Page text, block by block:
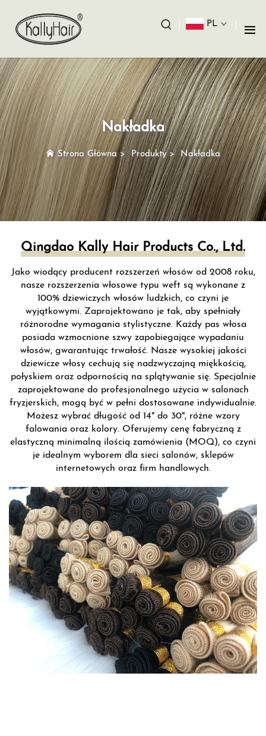
PL
Nakładka
Strona Główna > Produkty>Nakładka
Qingdao Kally Hair Products Co., Ltd.
Jako wiodący producent rozszerzeń włosów od 2008 roku,
nasze rozszerzenia włosowe typu weft są wykonane z
100% dziewiczych włosów ludzkich, co czyni je
wyjątkowymi. Zaprojektowano je tak, aby spełniały
różnorodne wymagania stylistyczne. Każdy pas włosa
posiada wzmocnione szwy zapobiegające wypadaniu
włosów, gwarantując trwałość. Nasze wysokiej jakości
dziewicze włosy cechują się nadzwyczajną miękkością,
połyskiem oraz odpornością na splątywanie się. Specjalnie
zaprojektowane do profesjonalnego użycia w salonach
fryzjerskich, mogą być w pełni dostosowane indywidualnie.
Możesz wybrać długość od 14" do 30", różne wzory
falowania oraz kolory. Oferujemy cenę fabryczną z
elastyczną minimalną ilością zamówienia (MOQ), co czyni
je idealnym wyborem dla sieci salonów, sklepów
internetowych oraz firm handlowych.